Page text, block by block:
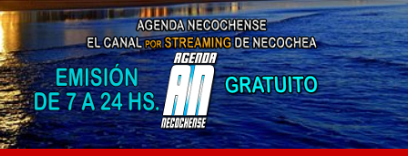
AGENDA NECOCHENSE
Sitio de Noticias de Necochea y zona